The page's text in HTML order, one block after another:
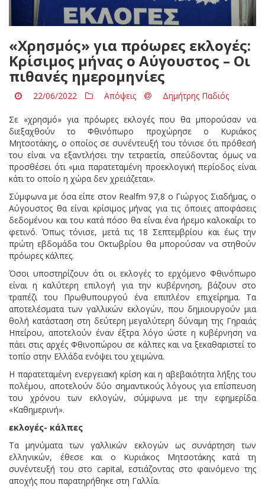
«Χρησμός» για πρόωρες εκλογές:
Κρίσιμος μήνας ο Αύγουστος – Οι
πιθανές ημερομηνίες
22/06/2022 Απόψεις Δημήτρης Παδιός
Σε «χρησμό» για πρόωρες εκλογές που θα μπορούσαν να
διεξαχθούν το Φθινόπωρο προχώρησε ο Κυριάκος
Μητσοτάκης, ο οποίος σε συνέντευξή του τόνισε ότι πρόθεσή
του είναι να εξαντλήσει την τετραετία, σπεύδοντας όμως να
προσθέσει ότι «μια παρατεταμένη προεκλογική περίοδος είναι
κάτι το οποίο η χώρα δεν χρειάζεται».
Σύμφωνα με όσα είπε στον Realfm 97,8 o Γιώργος Σιαδήμας, ο
Αύγουστος θα είναι κρίσιμος μήνας για τις όποιες αποφάσεις
δεδομένου και του κατά πόσο θα είναι ένα ήρεμο καλοκαίρι το
φετινό. Όπως τόνισε, μετά τις 18 Σεπτεμβρίου και έως την
πρώτη εβδομάδα του Οκτωβρίου θα μπορούσαν να στηθούν
πρόωρες κάλπες.
Όσοι υποστηρίζουν ότι οι εκλογές το ερχόμενο Φθινόπωρο
είναι η καλύτερη επιλογή για την κυβέρνηση, βάζουν στο
τραπέζι του Πρωθυπουργού ένα επιπλέον επιχείρημα. Τα
αποτελέσματα των γαλλικών εκλογών, που δημιουργούν μια
θολή κατάσταση στη δεύτερη μεγαλύτερη δύναμη της Γηραιάς
Ηπείρου, αποτελούν έναν έξτρα λόγο ώστε η κυβέρνηση να
πάει στις αρχές Φθινοπώρου σε κάλπες και να ξεκαθαριστεί το
τοπίο στην Ελλάδα ενόψει του χειμώνα.
Η παρατεταμένη ενεργειακή κρίση και η αβεβαιότητα λήξης του
πολέμου, αποτελούν δύο σημαντικούς λόγους για επίσπευση
του χρόνου των εκλογών, σύμφωνα με την εφημερίδα
«Καθημερινή».
εκλογές- κάλπες
Τα μηνύματα των γαλλικών εκλογών ως συνάρτηση των
ελληνικών, έθεσε και ο Κυριάκος Μητσοτάκης κατά τη
συνέντευξή του στο capital, εστιάζοντας στο φαινόμενο της
αποχής που παρατηρήθηκε στη Γαλλία.